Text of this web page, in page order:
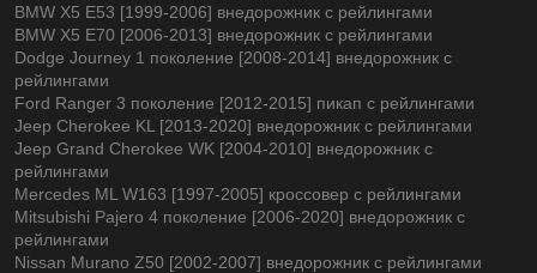
BMW X5 E53 [1999-2006] внедорожник с рейлингами
BMW X5 E70 [2006-2013] внедорожник с рейлингами
Dodge Journey 1 поколение [2008-2014] внедорожник с
рейлингами
Ford Ranger 3 поколение [2012-2015] пикап с рейлингами
Jeep Cherokee KL [2013-2020] внедорожник с рейлингами
Jeep Grand Cherokee WK [2004-2010] внедорожник с
рейлингами
Mercedes ML W163 [1997-2005] кроссовер с рейлингами
Mitsubishi Pajero 4 поколение [2006-2020] внедорожник с
рейлингами
Nissan Murano Z50 [2002-2007] внедорожник с рейлингами